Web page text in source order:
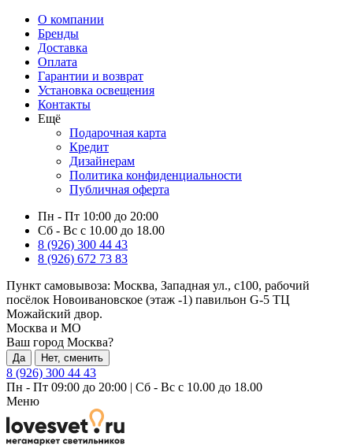
О компании
Бренды
Доставка
Оплата
Гарантии и возврат
Установка освещения
Контакты
Ещё
Подарочная карта
Кредит
Дизайнерам
Политика конфиденциальности
Публичная оферта
Пн - Пт 10:00 до 20:00
Сб - Вс с 10.00 до 18.00
8 (926) 300 44 43
8 (926) 672 73 83
Пункт самовывоза: Москва, Западная ул., с100, рабочий
посёлок Новоивановское (этаж -1) павильон G-5 ТЦ
Можайский двор.
Москва и МО
Ваш город Москва?
Да Нет, сменить
8 (926) 300 44 43
Пн - Пт 09:00 до 20:00 | Сб - Вс с 10.00 до 18.00
Меню